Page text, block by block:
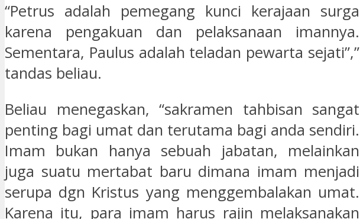
“Petrus adalah pemegang kunci kerajaan surga
karena pengakuan dan pelaksanaan imannya.
Sementara, Paulus adalah teladan pewarta sejati”,”
tandas beliau.
Beliau menegaskan, “sakramen tahbisan sangat
penting bagi umat dan terutama bagi anda sendiri.
Imam bukan hanya sebuah jabatan, melainkan
juga suatu mertabat baru dimana imam menjadi
serupa dgn Kristus yang menggembalakan umat.
Karena itu, para imam harus rajin melaksanakan